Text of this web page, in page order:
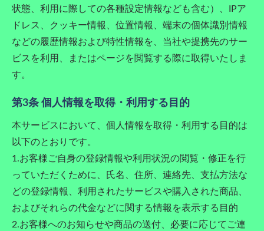
状態、利用に際しての各種設定情報なども含む）、IPア
ドレス、クッキー情報、位置情報、端末の個体識別情報
などの履歴情報および特性情報を、当社や提携先のサー
ビスを利用、またはページを閲覧する際に取得いたしま
す。
第3条 個人情報を取得・利用する目的
本サービスにおいて、個人情報を取得・利用する目的は
以下のとおりです。
1.お客様ご自身の登録情報や利用状況の閲覧・修正を行
っていただくために、氏名、住所、連絡先、支払方法な
どの登録情報、利用されたサービスや購入された商品、
およびそれらの代金などに関する情報を表示する目的
2.お客様へのお知らせや商品の送付、必要に応じてご連